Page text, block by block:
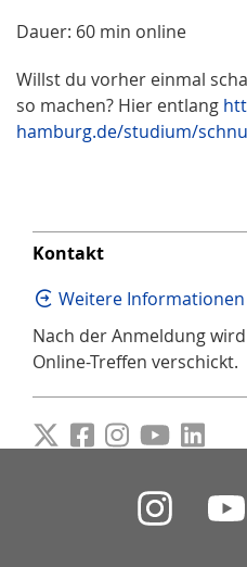
Dauer: 60 min online
Willst du vorher einmal
so machen? Hier entlang
hamburg.de/studium/
Kontakt
Weitere
Nach der Anmeldung
Online-Treffen verschickt.